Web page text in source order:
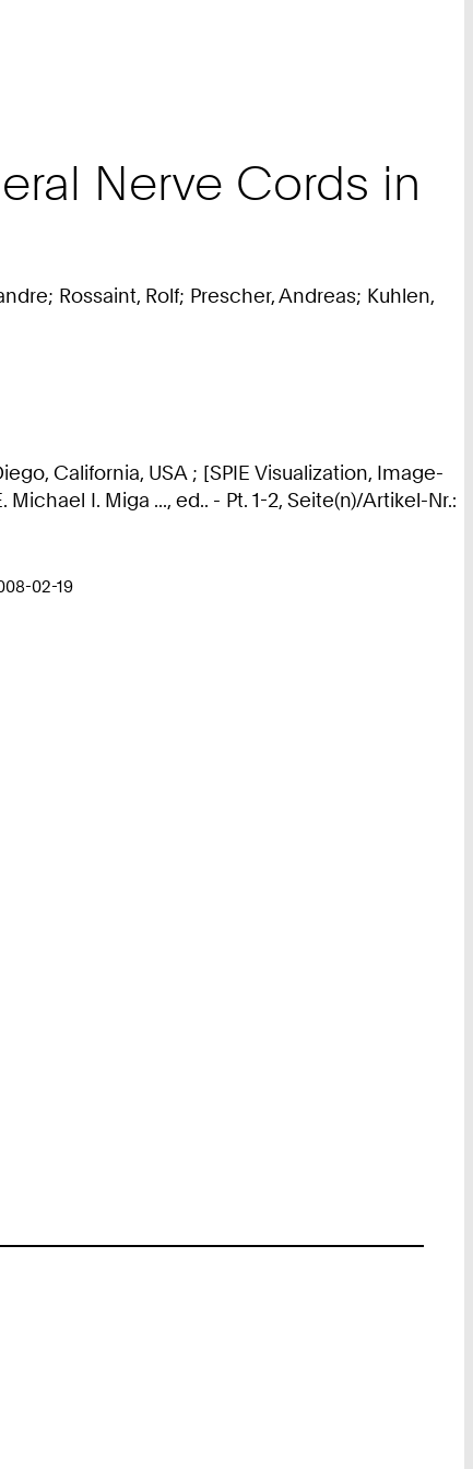
Nerve Cords in
Rossaint, Rolf; Prescher, Andreas; Kuhlen,
California, USA ; [SPIE Visualization, Image-
I. Miga ..., ed.. - Pt. 1-2, Seite(n)/Artikel-Nr.:
02-19